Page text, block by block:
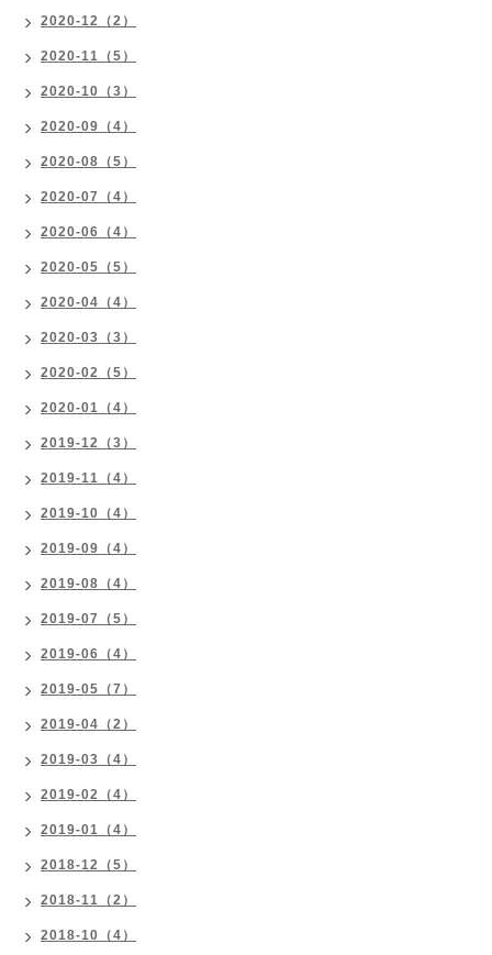
2020-12（2）
2020-11（5）
2020-10（3）
2020-09（4）
2020-08（5）
2020-07（4）
2020-06（4）
2020-05（5）
2020-04（4）
2020-03（3）
2020-02（5）
2020-01（4）
2019-12（3）
2019-11（4）
2019-10（4）
2019-09（4）
2019-08（4）
2019-07（5）
2019-06（4）
2019-05（7）
2019-04（2）
2019-03（4）
2019-02（4）
2019-01（4）
2018-12（5）
2018-11（2）
2018-10（4）